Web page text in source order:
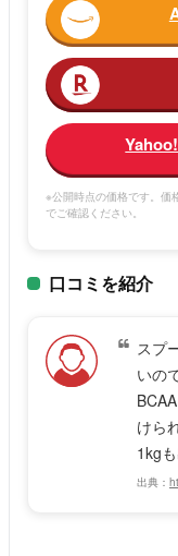
※公開時点の価格です。価
でご確認ください。
口コミを紹介
スプ
いの
けら
1kg
出典：